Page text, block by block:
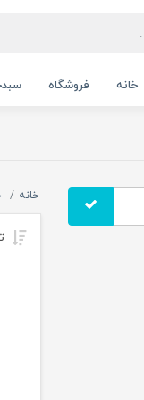
خانه فروشگاه
خانه